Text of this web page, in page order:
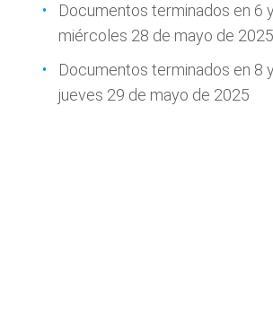
Documentos terminados en 6
miércoles 28 de mayo de 2025
Documentos terminados en 8
jueves 29 de mayo de 2025